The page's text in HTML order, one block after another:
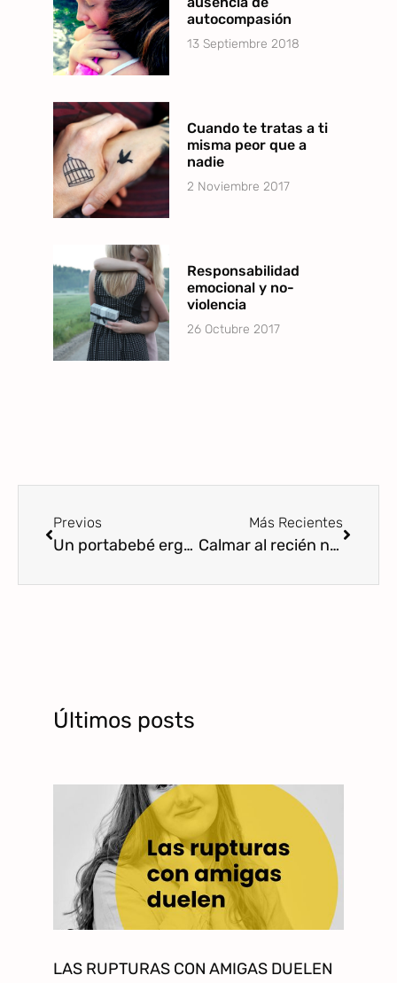
autocompasión
13 Septiembre 2018
Cuando te tratas a ti
misma peor que a
nadie
2 Noviembre 2017
Responsabilidad
emocional y no-
violencia
26 Octubre 2017
Previos
Un portabebé ergonómico en la canastilla del recién nacido
Más Recientes
Calmar al recién nacido en el portabebés
Últimos posts
LAS RUPTURAS CON AMIGAS DUELEN